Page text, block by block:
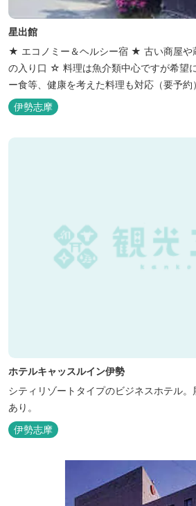
星出館
★ エコノミー＆ヘルシー宿 ★ 古い商屋や蔵のある河崎町の町並み
の入り口 ☆ 料理は魚介類中心ですが希望によりアレルギーアトピ
ー食等、健康を考えた料理も対応（要予約） ☆ 光明石や備長炭
設置した青森ヒバと信楽焼のお風呂で心身
【Japanese Inn Group 会員です】
伊勢志摩
ホテルキャッスルイン伊勢
シティリゾートタイプのビジネスホテル
あり。
伊勢志摩